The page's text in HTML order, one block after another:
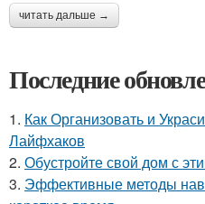
читать дальше →
Последние
1. Как Организовать и
Лайфхаков
2. Обустройте свой дом с
3. Эффективные методы